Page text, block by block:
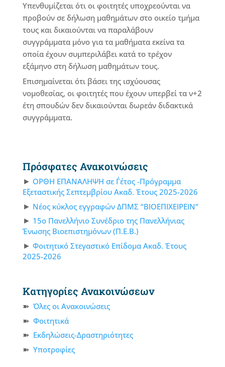
Υπενθυμίζεται ότι οι φοιτητές υποχρεούνται να
προβούν σε δήλωση μαθημάτων στο οικείο τμήμα
τους και δικαιούνται να παραλάβουν
συγγράμματα μόνο για τα μαθήματα εκείνα τα
οποία έχουν συμπεριλάβει κατά το τρέχον
εξάμηνο στη δήλωση μαθημάτων τους.
Επισημαίνεται ότι βάσει της ισχύουσας
νομοθεσίας, οι φοιτητές που έχουν υπερβεί τα ν+2
έτη σπουδών δεν δικαιούνται δωρεάν διδακτικά
συγγράμματα.
Πρόσφατες Ανακοινώσεις
ΟΡΘΗ ΕΠΑΝΑΛΗΨΗ σε Γ΄έτος -Πρόγραμμα
Εξεταστικής Σεπτεμβρίου Ακαδ. Έτους 2025-2026
Νέος κύκλος εγγραφών ΔΠΜΣ “ΒΙΟΕΠΙΧΕΙΡΕΙΝ”
15ο Πανελλήνιο Συνέδριο της Πανελλήνιας
Ένωσης Βιοεπιστημόνων (Π.Ε.Β.)
Φοιτητικό Στεγαστικό Επίδομα Ακαδ. Έτους
2025-2026
Κατηγορίες Ανακοινώσεων
Όλες οι Ανακοινώσεις
Φοιτητικά
Εκδηλώσεις-Δραστηριότητες
Υποτροφίες